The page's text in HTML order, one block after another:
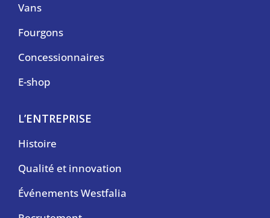
Vans
Fourgons
Concessionnaires
E-shop
L’ENTREPRISE
Histoire
Qualité et innovation
Événements Westfalia